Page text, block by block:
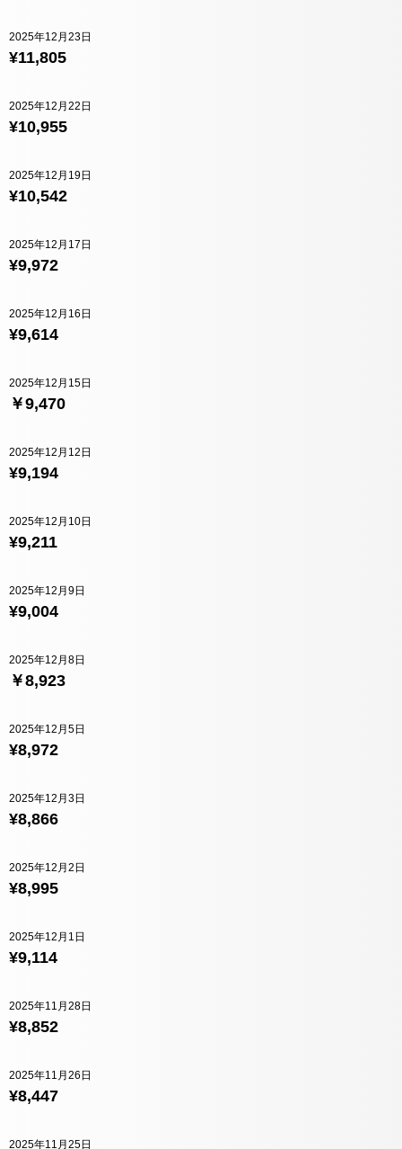
¥11,805
2025年12月23日
¥10,955
2025年12月22日
¥10,542
2025年12月19日
¥9,972
2025年12月17日
¥9,614
2025年12月16日
￥9,470
2025年12月15日
¥9,194
2025年12月12日
¥9,211
2025年12月10日
¥9,004
2025年12月9日
￥8,923
2025年12月8日
¥8,972
2025年12月5日
¥8,866
2025年12月3日
¥8,995
2025年12月2日
¥9,114
2025年12月1日
¥8,852
2025年11月28日
¥8,447
2025年11月26日
2025年11月25日